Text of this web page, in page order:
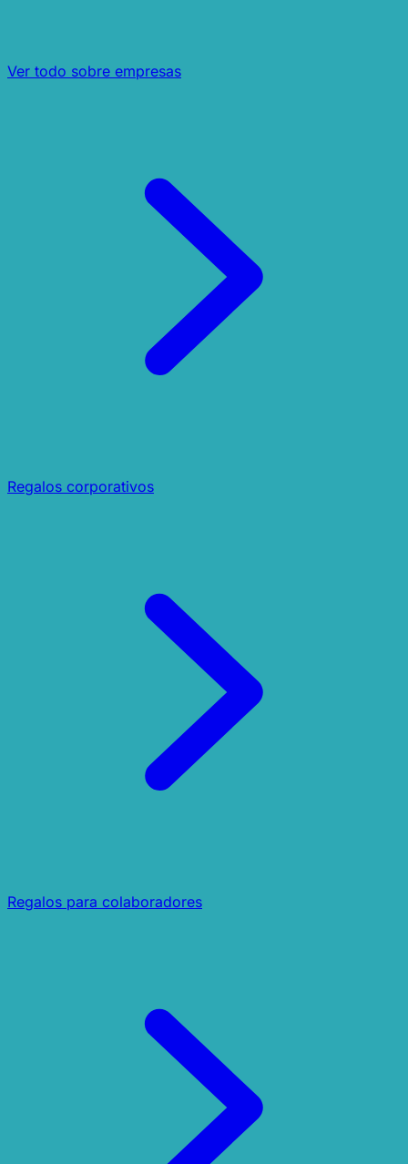
Ver todo sobre empresas
Regalos corporativos
Regalos para colaboradores